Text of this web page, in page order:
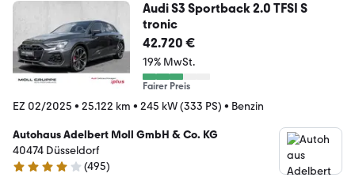
Audi S3 Sportback 2.0 TFSI S
tronic
42.720 €
19% MwSt.
Fairer Preis
EZ 02/2025 • 25.122 km • 245 kW (333 PS) • Benzin
Autohaus Adelbert Moll GmbH & Co. KG
40474 Düsseldorf
4.1 Sterne
(495)